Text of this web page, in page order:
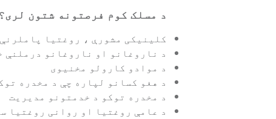
د مسلک کوم فرصتونه شتون لری؟
کلینیکی مشورې ، روغتیا
د ناروغانو او ناروغانو
د موادو کارولو مخنیوی
د هغو کسانو لپاره چې د مخدره
د مخدره توکو د خدمتونو مدیریت
د عامې روغتیا او روانی روغتیا